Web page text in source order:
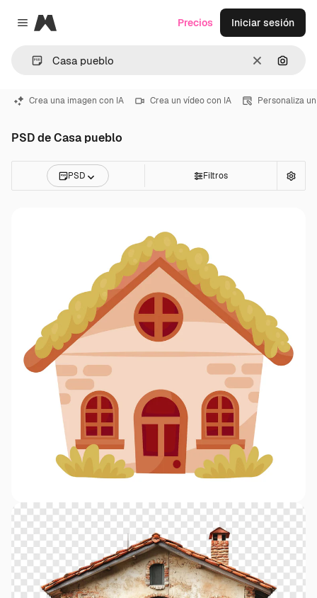
Close menu
Magnific
Borrar
Precios Iniciar sesión
Crea una imagen con IA Crea un vídeo con IA Personaliza
PSD de Casa pueblo
PSD Filtros